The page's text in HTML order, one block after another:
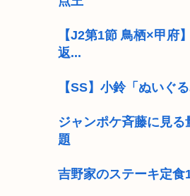
【J2第1節 鳥栖×甲府
返...
【SS】小鈴「ぬいぐ
ジャンポケ斉藤に見
題
吉野家のステーキ定食